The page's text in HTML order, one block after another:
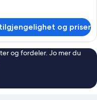
og priser
og fordeler. Jo mer du